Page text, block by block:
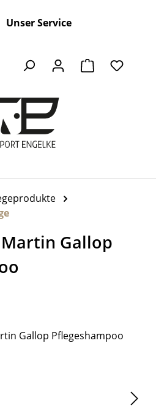
Unser Service
Warenkorb
Gallop